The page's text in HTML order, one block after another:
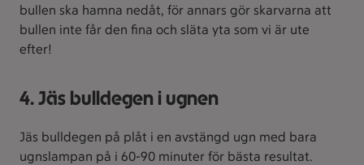
bullen ska hamna nedåt, för annars gör skarvarna att
bullen inte får den fina och släta yta som vi är ute
efter!
4. Jäs bulldegen i ugnen
Jäs bulldegen på plåt i en avstängd ugn med bara
ugnslampan på i 60-90 minuter för bästa resultat.